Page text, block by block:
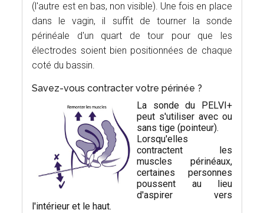
(l'autre est en bas, non visible). Une fois en place
dans le vagin, il suffit de tourner la sonde
périnéale d'un quart de tour pour que les
électrodes soient bien positionnées de chaque
coté du bassin.
Savez-vous contracter votre périnée ?
La sonde du PELVI+
peut s'utiliser avec ou
sans tige (pointeur).
Lorsqu'elles
contractent les
muscles périnéaux,
certaines personnes
poussent au lieu
d'aspirer vers
l'intérieur et le haut.